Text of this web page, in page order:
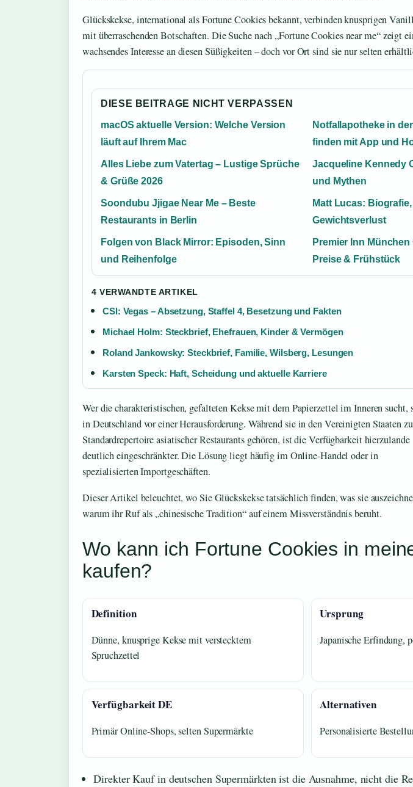
Glückskekse, international als Fortune Cookies bekannt, verbinden knusprigen
mit überraschenden Botschaften. Die Suche nach „Fortune Cookies near me“ zeigt
wachsendes Interesse an diesen Süßigkeiten – doch vor Ort sind sie nur selten
DIESE BEITRAGE NICHT VERPASSEN
macOS aktuelle Version: Welche Version
läuft auf Ihrem Mac
Notfallapotheke in
finden mit App und
Alles Liebe zum Vatertag – Lustige Sprüche
& Grüße 2026
Jacqueline Kennedy
und Mythen
Soondubu Jjigae Near Me – Beste
Restaurants in Berlin
Matt Lucas:
Gewichtsverlust
Folgen von Black Mirror: Episoden, Sinn
und Reihenfolge
Premier Inn
Preise & Frühstück
4 VERWANDTE ARTIKEL
CSI: Vegas – Absetzung, Staffel 4, Besetzung und Fakten
Michael Holm: Steckbrief, Ehefrauen, Kinder & Vermögen
Roland Jankowsky: Steckbrief, Familie, Wilsberg, Lesungen
Karsten Speck: Haft, Scheidung und aktuelle Karriere
Wer die charakteristischen, gefalteten Kekse mit dem Papierzettel im Inneren sucht,
in Deutschland vor einer Herausforderung. Während sie in den Vereinigten Staaten
Standardrepertoire asiatischer Restaurants gehören, ist die Verfügbarkeit hierzulande
deutlich eingeschränkter. Die Lösung liegt häufig im Online-Handel oder in
spezialisierten Importgeschäften.
Dieser Artikel beleuchtet, wo Sie Glückskekse tatsächlich finden, was sie
warum ihr Ruf als „chinesische Tradition“ auf einem Missverständnis beruht.
Wo kann ich Fortune Cookies in
kaufen?
Definition
Dünne, knusprige Kekse mit verstecktem
Spruchzettel
Ursprung
Japanische Erfindung,
Verfügbarkeit DE
Primär Online-Shops, selten Supermärkte
Alternativen
Personalisierte
Direkter Kauf in deutschen Supermärkten ist die Ausnahme, nicht die